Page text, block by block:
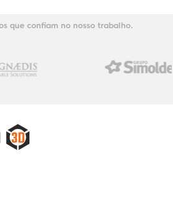
que confiam no nosso trabalho.